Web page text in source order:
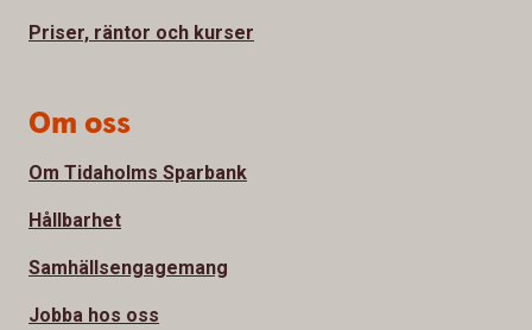
Priser, räntor och kurser
Om oss
Om Tidaholms Sparbank
Hållbarhet
Samhällsengagemang
Jobba hos oss